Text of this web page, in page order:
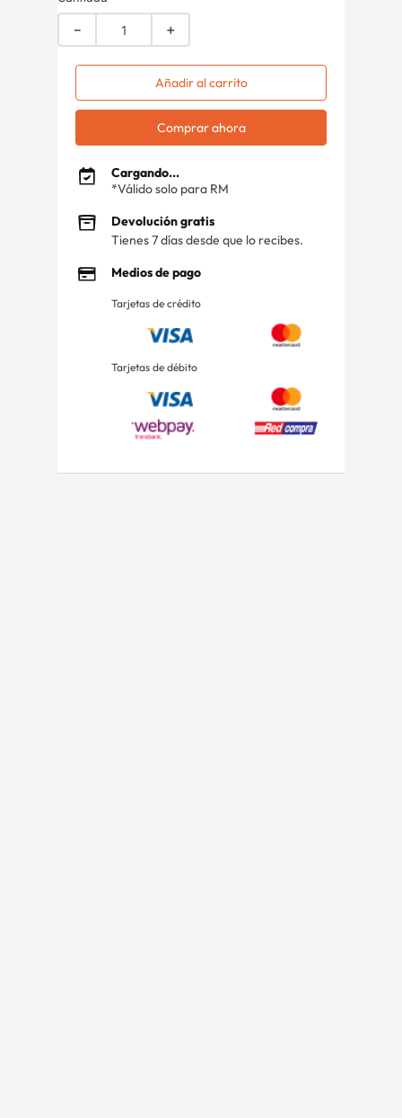
＋
－
Añadir al carrito
Comprar ahora
Cargando...
*Válido solo para RM
Devolución gratis
Tienes 7 días desde que lo recibes.
Medios de pago
Tarjetas de crédito
Tarjetas de débito